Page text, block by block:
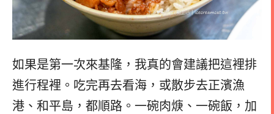
如果是第一次來基隆，我真的會建議把這裡排
進行程裡。吃完再去看海，或散步去正濱漁
港、和平島，都順路。一碗肉焿、一碗飯，加